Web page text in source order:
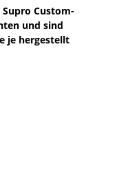
Custom-
und sind
je hergestellt